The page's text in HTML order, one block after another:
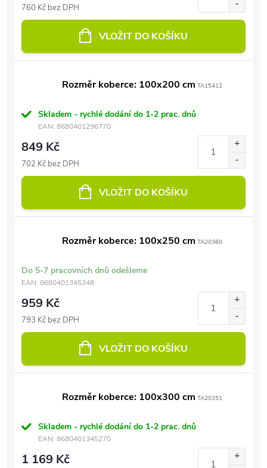
760 Kč bez DPH
VLOŽIT DO KOŠÍKU
Rozměr koberce: 100x200 cm TA15412
Skladem - rychlé dodání do 1-2 prac. dnů
EAN: 8680401296770
849 Kč
702 Kč bez DPH
VLOŽIT DO KOŠÍKU
Rozměr koberce: 100x250 cm TA20360
Do 5-7 pracovních dnů odešleme
EAN: 8680401345348
959 Kč
793 Kč bez DPH
VLOŽIT DO KOŠÍKU
Rozměr koberce: 100x300 cm TA20351
Skladem - rychlé dodání do 1-2 prac. dnů
EAN: 8680401345270
1 169 Kč